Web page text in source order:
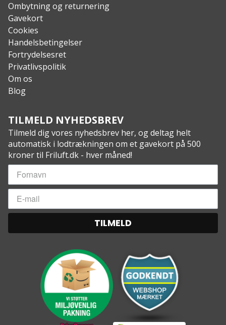
Ombytning og returnering
Gavekort
Cookies
Handelsbetingelser
Fortrydelsesret
Privatlivspolitik
Om os
Blog
TILMELD NYHEDSBREV
Tilmeld dig vores nyhedsbrev her, og deltag helt
automatisk i lodtrækningen om et gavekort på 500
kroner til Friluft.dk - hver måned!
TILMELD